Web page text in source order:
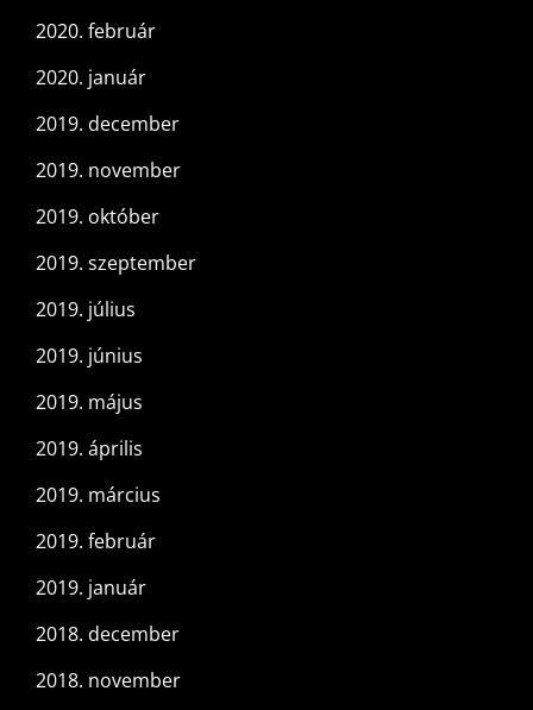
2020. február
2020. január
2019. december
2019. november
2019. október
2019. szeptember
2019. július
2019. június
2019. május
2019. április
2019. március
2019. február
2019. január
2018. december
2018. november